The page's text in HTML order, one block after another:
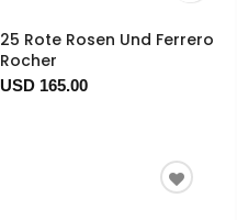
25 Rote Rosen Und Ferrero
Rocher
USD 165.00